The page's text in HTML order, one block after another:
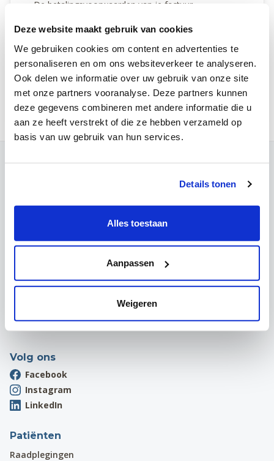
Deze website maakt gebruik van cookies
We gebruiken cookies om content en advertenties te
personaliseren en om ons websiteverkeer te analyseren.
Ook delen we informatie over uw gebruik van onze site
met onze partners vooranalyse. Deze partners kunnen
deze gegevens combineren met andere informatie die u
aan ze heeft verstrekt of die ze hebben verzameld op
basis van uw gebruik van hun services.
Details tonen
Alles toestaan
Aanpassen
Weigeren
De betalingsvoorwaarden van je factuur
Contactformulier
Vragen over je factuur of de betaling ervan?
Contact
016 31 01 00
BE 0405.775.051
Campus Wezembeek-Oppem
Hardstraat 12
BE 0405.775.051
Volg ons
Facebook
Instagram
LinkedIn
Patiënten
Raadplegingen